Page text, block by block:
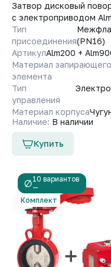
Затвор дисковый
с электроприводом
Тип
присоединения(PN16)
АртикулAlm200 +
Материал запирающего
элемента
Тип
управления
Материал корпуса
Наличие: В наличии
Купить
10 вариантов
—
Комплект